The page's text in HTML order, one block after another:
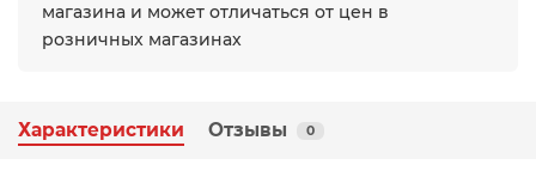
магазина и может отличаться от цен в
розничных магазинах
Характеристики Отзывы 0